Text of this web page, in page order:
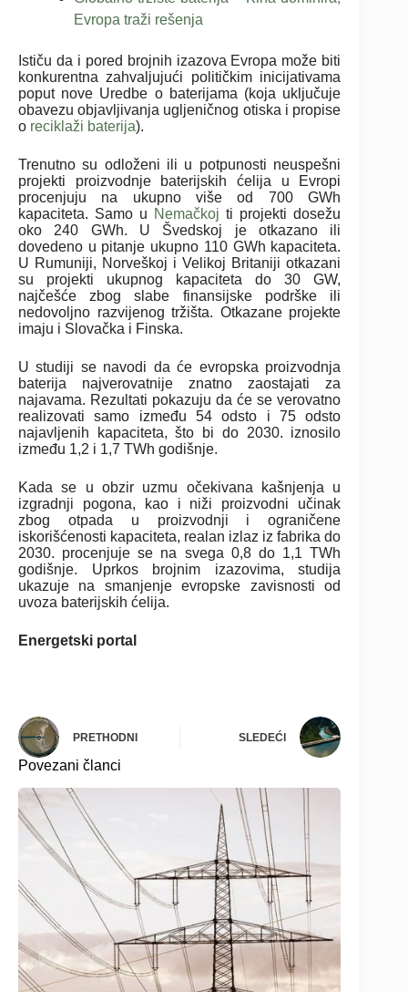
Evropa traži rešenja
Ističu da i pored brojnih izazova Evropa može biti
konkurentna zahvaljujući političkim inicijativama
poput nove Uredbe o baterijama (koja uključuje
obavezu objavljivanja ugljeničnog otiska i propise
o reciklaži baterija).
Trenutno su odloženi ili u potpunosti neuspešni
projekti proizvodnje baterijskih ćelija u Evropi
procenjuju na ukupno više od 700 GWh
kapaciteta. Samo u Nemačkoj ti projekti dosežu
oko 240 GWh. U Švedskoj je otkazano ili
dovedeno u pitanje ukupno 110 GWh kapaciteta.
U Rumuniji, Norveškoj i Velikoj Britaniji otkazani
su projekti ukupnog kapaciteta do 30 GW,
najčešće zbog slabe finansijske podrške ili
nedovoljno razvijenog tržišta. Otkazane projekte
imaju i Slovačka i Finska.
U studiji se navodi da će evropska proizvodnja
baterija najverovatnije znatno zaostajati za
najavama. Rezultati pokazuju da će se verovatno
realizovati samo između 54 odsto i 75 odsto
najavljenih kapaciteta, što bi do 2030. iznosilo
između 1,2 i 1,7 TWh godišnje.
Kada se u obzir uzmu očekivana kašnjenja u
izgradnji pogona, kao i niži proizvodni učinak
zbog otpada u proizvodnji i ograničene
iskorišćenosti kapaciteta, realan izlaz iz fabrika do
2030. procenjuje se na svega 0,8 do 1,1 TWh
godišnje. Uprkos brojnim izazovima, studija
ukazuje na smanjenje evropske zavisnosti od
uvoza baterijskih ćelija.
Energetski portal
PRETHODNI SLEDEĆI
Povezani članci